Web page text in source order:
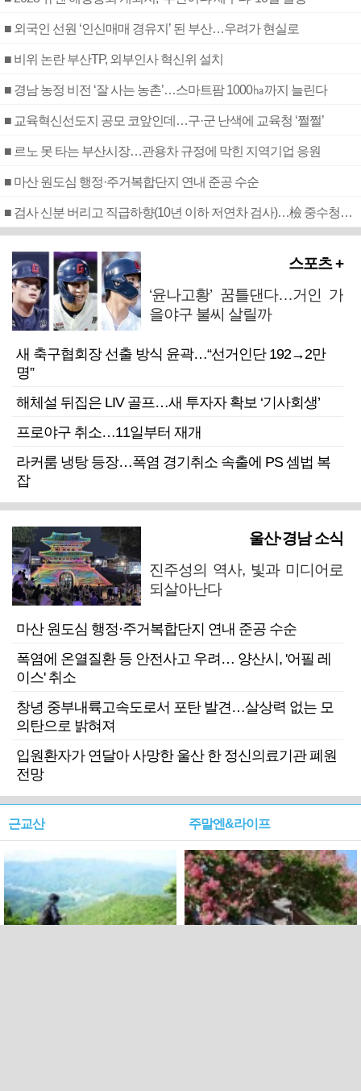
■ 외국인 선원 ‘인신매매 경유지’ 된 부산…우려가 현실로
■ 비위 논란 부산TP, 외부인사 혁신위 설치
■ 경남 농정 비전 ‘잘 사는 농촌’…스마트팜 1000㏊까지 늘린다
■ 교육혁신선도지 공모 코앞인데…구·군 난색에 교육청 ‘쩔쩔’
■ 르노 못 타는 부산시장…관용차 규정에 막힌 지역기업 응원
■ 마산 원도심 행정·주거복합단지 연내 준공 수순
■ 검사 신분 버리고 직급하향(10년 이하 저연차 검사)…檢 중수청행 기피
스포츠 +
‘윤나고황’ 꿈틀댄다…거인 가
을야구 불씨 살릴까
새 축구협회장 선출 방식 윤곽…“선거인단 192→2만
명”
해체설 뒤집은 LIV 골프…새 투자자 확보 ‘기사회생’
프로야구 취소…11일부터 재개
라커룸 냉탕 등장…폭염 경기취소 속출에 PS 셈법 복
잡
울산·경남 소식
진주성의 역사, 빛과 미디어로
되살아난다
마산 원도심 행정·주거복합단지 연내 준공 수순
폭염에 온열질환 등 안전사고 우려… 양산시, '어필 레
이스' 취소
창녕 중부내륙고속도로서 포탄 발견…살상력 없는 모
의탄으로 밝혀져
입원환자가 연달아 사망한 울산 한 정신의료기관 폐원
전망
근교산 주말엔&라이프